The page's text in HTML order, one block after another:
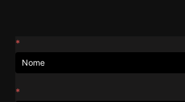
Contactos
*
*